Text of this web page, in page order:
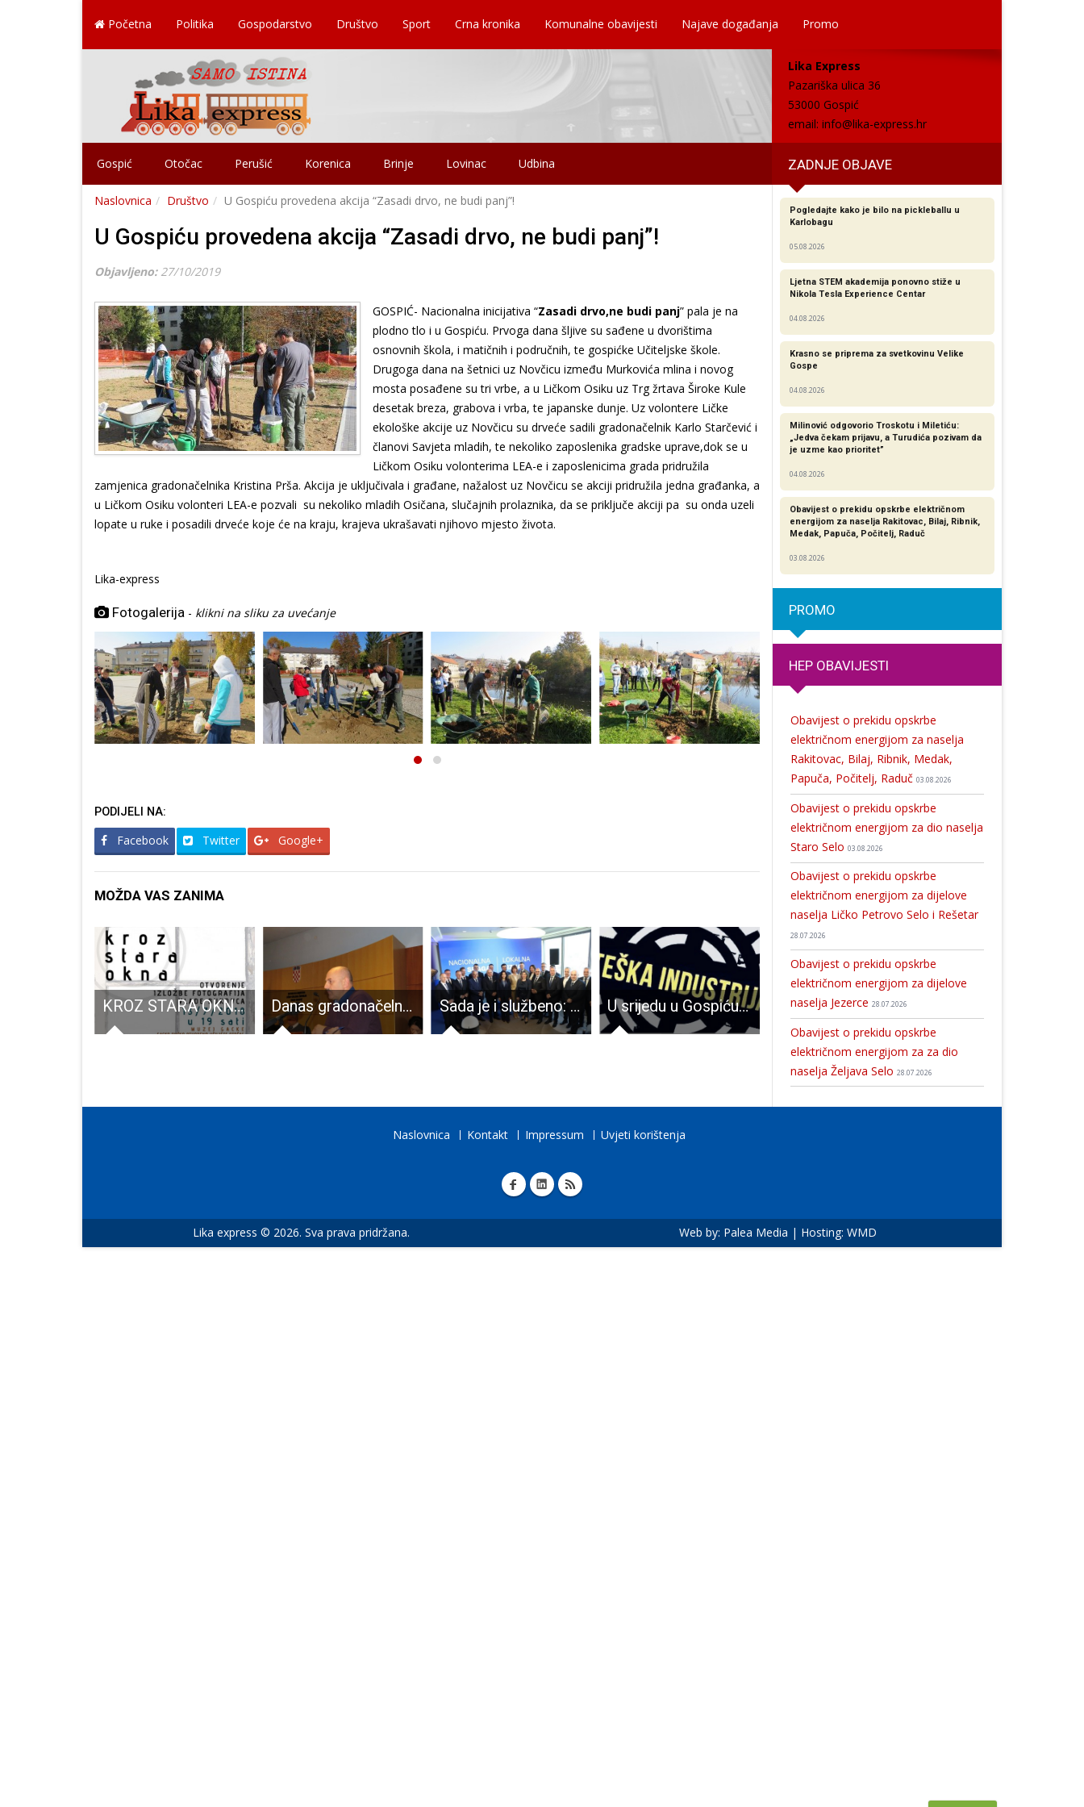
Početna Politika Gospodarstvo Društvo Sport Crna kronika Komunalne obavijesti Najave događanja Promo
Lika Express
Pazariška ulica 36
53000 Gospić
email: info@lika-express.hr
Gospić Otočac Perušić Korenica Brinje Lovinac Udbina ZADNJE OBJAVE
Naslovnica Društvo U Gospiću provedena akcija “Zasadi drvo, ne budi panj”!
U Gospiću provedena akcija “Zasadi drvo, ne budi panj”!
Objavljeno: 27/10/2019
GOSPIĆ- Nacionalna inicijativa “Zasadi drvo,ne budi panj” pala je na
plodno tlo i u Gospiću. Prvoga dana šljive su sađene u dvorištima
osnovnih škola, i matičnih i područnih, te gospićke Učiteljske škole.
Drugoga dana na šetnici uz Novčicu između Murkovića mlina i novog
mosta posađene su tri vrbe, a u Ličkom Osiku uz Trg žrtava Široke Kule
desetak breza, grabova i vrba, te japanske dunje. Uz volontere Ličke
ekološke akcije uz Novčicu su drveće sadili gradonačelnik Karlo Starčević i
članovi Savjeta mladih, te nekoliko zaposlenika gradske uprave,dok se u
Ličkom Osiku volonterima LEA-e i zaposlenicima grada pridružila
zamjenica gradonačelnika Kristina Prša. Akcija je uključivala i građane, nažalost uz Novčicu se akciji pridružila jedna građanka, a
u Ličkom Osiku volonteri LEA-e pozvali su nekoliko mladih Osičana, slučajnih prolaznika, da se priključe akciji pa su onda uzeli
lopate u ruke i posadili drveće koje će na kraju, krajeva ukrašavati njihovo mjesto života.
Lika-express
Fotogalerija - klikni na sliku za uvećanje
PODIJELI NA:
Facebook Twitter Google+
MOŽDA VAS ZANIMA
KROZ STARA OKNA: Izložba fotografija Vlade Bukovca Danas gradonačelnik Karlo Starčević potpisuje ugovore o stipendiranju 9 studenata od svoje plaće!!! Sada je i službeno: Petry za župana, Vrkljan za gradonačelnika Gospića U srijedu u Gospiću nastupa Teška industrija
Pogledajte kako je bilo na pickleballu u
Karlobagu
05.08.2026
Ljetna STEM akademija ponovno stiže u
Nikola Tesla Experience Centar
04.08.2026
Krasno se priprema za svetkovinu Velike
Gospe
04.08.2026
Milinović odgovorio Troskotu i Miletiću:
„Jedva čekam prijavu, a Turudića pozivam da
je uzme kao prioritet”
04.08.2026
Obavijest o prekidu opskrbe električnom
energijom za naselja Rakitovac, Bilaj, Ribnik,
Medak, Papuča, Počitelj, Raduč
03.08.2026
PROMO
HEP OBAVIJESTI
Obavijest o prekidu opskrbe
električnom energijom za naselja
Rakitovac, Bilaj, Ribnik, Medak,
Papuča, Počitelj, Raduč 03.08.2026
Obavijest o prekidu opskrbe
električnom energijom za dio naselja
Staro Selo 03.08.2026
Obavijest o prekidu opskrbe
električnom energijom za dijelove
naselja Ličko Petrovo Selo i Rešetar
28.07.2026
Obavijest o prekidu opskrbe
električnom energijom za dijelove
naselja Jezerce 28.07.2026
Obavijest o prekidu opskrbe
električnom energijom za za dio
naselja Željava Selo 28.07.2026
Naslovnica Kontakt Impressum Uvjeti korištenja
Lika express © 2026. Sva prava pridržana. Web by: Palea Media | Hosting: WMD